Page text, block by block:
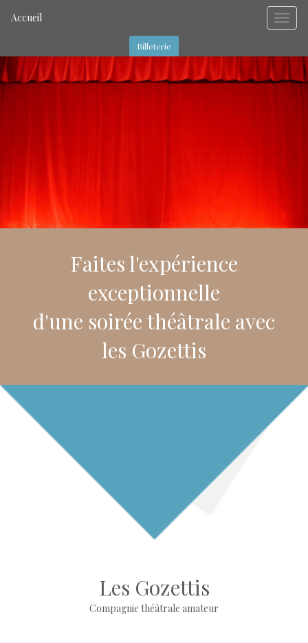
Accueil
Billeterie
Faites l'expérience
exceptionnelle
d'une soirée théâtrale avec
les Gozettis
Les Gozettis
Compagnie théâtrale amateur